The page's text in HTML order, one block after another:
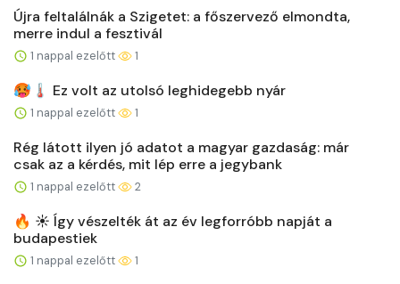
Újra feltalálnák a Szigetet: a főszervező elmondta,
merre indul a fesztivál
1 nappal ezelőtt 1
🥵🌡️ Ez volt az utolsó leghidegebb nyár
1 nappal ezelőtt 1
Rég látott ilyen jó adatot a magyar gazdaság: már
csak az a kérdés, mit lép erre a jegybank
1 nappal ezelőtt 2
🔥 ☀️ Így vészelték át az év legforróbb napját a
budapestiek
1 nappal ezelőtt 1